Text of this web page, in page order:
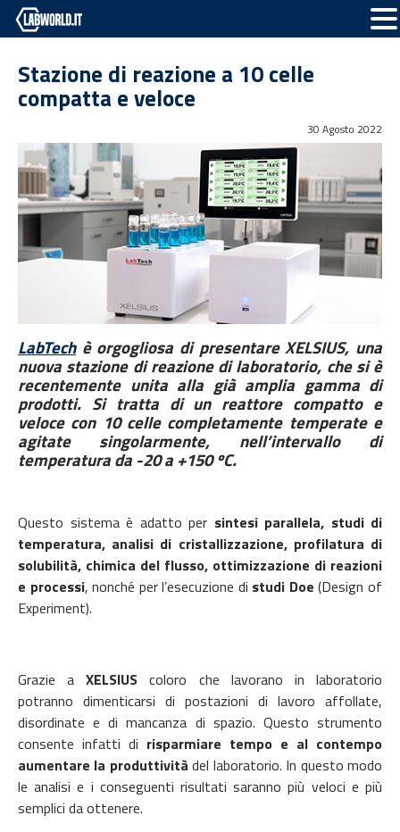
Stazione di reazione a 10 celle
compatta e veloce
30 Agosto 2022
LabTechè orgogliosa di presentare XELSIUS, una
nuova stazione di reazione di laboratorio, che si è
recentemente unita alla già amplia gamma di
prodotti. Si tratta di un reattore compatto e
veloce con 10 celle completamente temperate e
agitate singolarmente, nell’intervallo di
temperatura da -20 a +150 ºC.
Questo sistema è adatto per sintesi parallela, studi di
temperatura, analisi di cristallizzazione, profilatura di
solubilità, chimica del flusso, ottimizzazione di reazioni
e processi, nonché per l’esecuzione di studi Doe (Design of
Experiment).
Grazie aXELSIUS coloro che lavorano in laboratorio
potranno dimenticarsi di postazioni di lavoro affollate,
disordinate e di mancanza di spazio. Questo strumento
consente infatti di risparmiare tempo e al contempo
aumentare la produttività del laboratorio. In questo modo
le analisi e i conseguenti risultati saranno più veloci e più
semplici da ottenere.